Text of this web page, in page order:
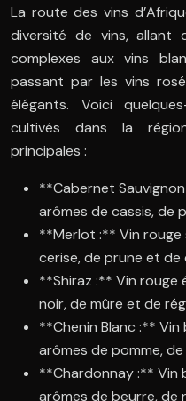
La route des vins
diversité de vins, allant
complexes aux vins
passant par les vins
élégants. Voici
cultivés dans la
principales :
**Cabernet
arômes de cassis, de
**Merlot :** Vin rouge
cerise, de prune et de
**Shiraz :** Vin rouge
noir, de mûre et de
**Chenin Blanc :**
arômes de pomme,
**Chardonnay :** Vin
arômes de beurre, de